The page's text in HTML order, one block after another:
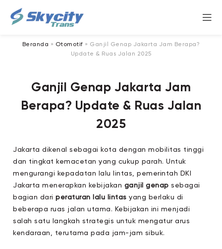
Beranda » Otomotif » Ganjil Genap Jakarta Jam Berapa?
Update & Ruas Jalan 2025
Ganjil Genap Jakarta Jam
Berapa? Update & Ruas Jalan
2025
Jakarta dikenal sebagai kota dengan mobilitas tinggi
dan tingkat kemacetan yang cukup parah. Untuk
mengurangi kepadatan lalu lintas, pemerintah DKI
Jakarta menerapkan kebijakan ganjil genap sebagai
bagian dariperaturan lalu lintas yang berlaku di
beberapa ruas jalan utama. Kebijakan ini menjadi
salah satu langkah strategis untuk mengatur arus
kendaraan, terutama pada jam-jam sibuk.